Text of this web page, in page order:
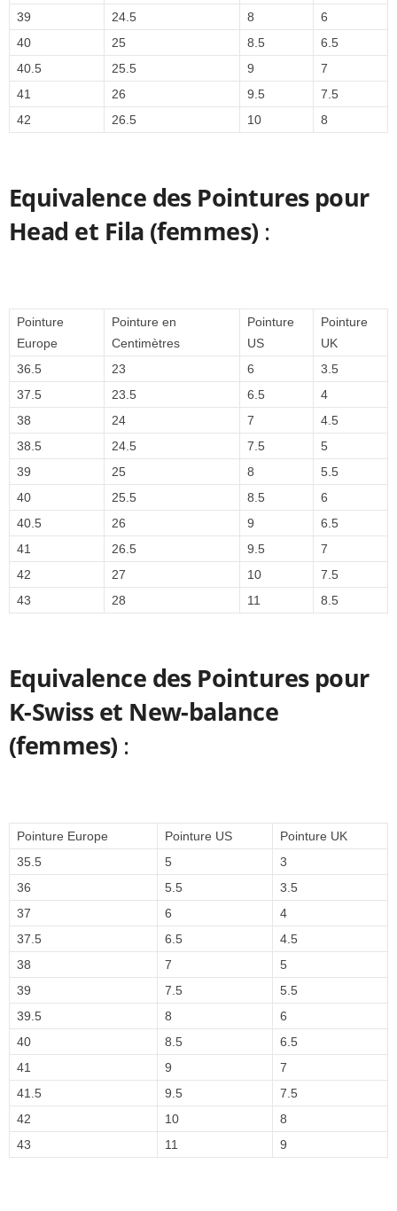
39
24.5 8
6
40
25 8.5
6.5
40.5
25.5 9
7
41
26 9.5
7.5
42
26.5 10 8
Equivalence des Pointures pour
Head et Fila (femmes) :
Pointure
Europe
Pointure en
Centimètres
Pointure
US
Pointure
UK
36.5
23 6
3.5
37.5
23.5 6.5
4
38
24 7
4.5
38.5
24.5 7.5
5
39
25 8
5.5
40
25.5 8.5
6
40.5
26 9
6.5
41
26.5 9.5
7
42
27 10
7.5
43
28 11 8.5
Equivalence des Pointures pour
K-Swiss et New-balance
(femmes) :
Pointure Europe Pointure US
Pointure UK
35.5
5
3
36
5.5
3.5
37
6
4
37.5
6.5
4.5
38
7
5
39
7.5
5.5
39.5
8
6
40
8.5
6.5
41
9
7
41.5
9.5
7.5
42
10
8
43
11 9